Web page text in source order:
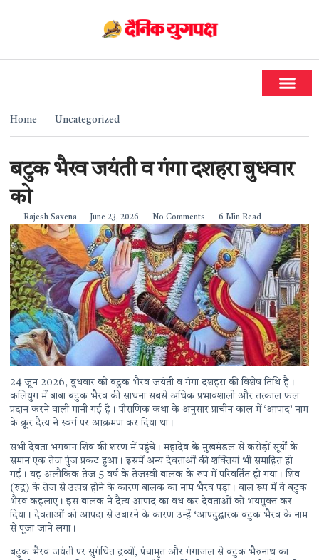
Home Uncategorized
बटुक भैरव जयंती व गंगा दशहरा बुधवार
को
Rajesh Saxena June 23, 2026 No Comments 6 Min Read
24 जून 2026, बुधवार को बटुक भैरव जयंती व गंगा दशहरा की विशेष तिथि है।
कलियुग में बाबा बटुक भैरव की साधना सबसे अधिक प्रभावशाली और तत्काल फल
प्रदान करने वाली मानी गई है। पौराणिक कथा के अनुसार प्राचीन काल में ‘आपाद’ नाम
के क्रूर दैत्य ने स्वर्ग पर आक्रमण कर दिया था।
सभी देवता भगवान शिव की शरण में पहुंचे। महादेव के मुखमंडल से करोड़ों सूर्यों के
समान एक तेज पुंज प्रकट हुआ। इसमें अन्य देवताओं की शक्तियां भी समाहित हो
गईं। यह अलौकिक तेज 5 वर्ष के तेजस्वी बालक के रूप में परिवर्तित हो गया। शिव
(रुद्र) के तेज से उत्पन्न होने के कारण बालक का नाम भैरव पड़ा। बाल रूप में वे बटुक
भैरव कहलाए। इस बालक ने दैत्य आपाद का वध कर देवताओं को भयमुक्त कर
दिया। देवताओं को आपदा से उबारने के कारण उन्हें ‘आपदुद्धारक बटुक भैरव के नाम
से पूजा जाने लगा।
बटुक भैरव जयंती पर सुगंधित द्रव्यों, पंचामृत और गंगाजल से बटुक भैरुनाथ का